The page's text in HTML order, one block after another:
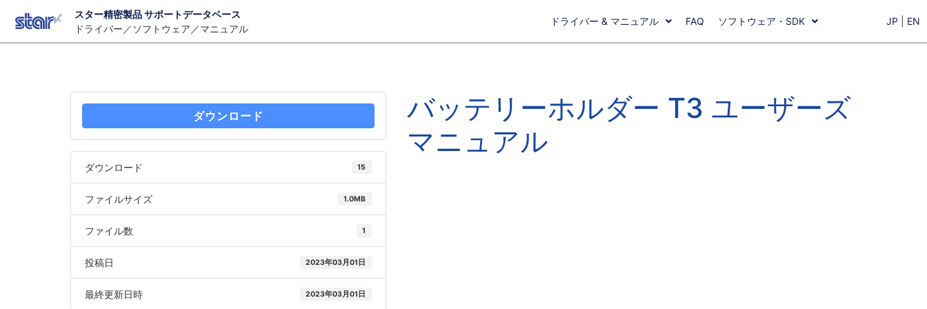
スター精密製品 サポートデータベース
ドライバー／ソフトウェア／マニュアル
ドライバー & マニュアル FAQ ソフトウェア・SDK JP EN
ダウンロード
ダウンロード 15
ファイルサイズ 1.0MB
ファイル数 1
投稿日 2023年03月01日
最終更新日時 2023年03月01日
バッテリーホルダー T3 ユーザーズ
マニュアル